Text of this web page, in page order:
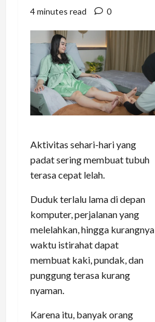
4 minutes read
0
Aktivitas sehari-hari yang
padat sering membuat tubuh
terasa cepat lelah.
Duduk terlalu lama di depan
komputer, perjalanan yang
melelahkan, hingga kurangnya
waktu istirahat dapat
membuat kaki, pundak, dan
punggung terasa kurang
nyaman.
Karena itu, banyak orang